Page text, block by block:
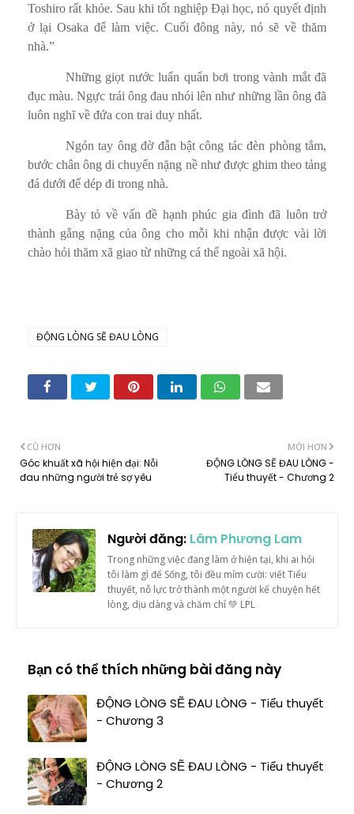
Toshiro rất khỏe. Sau khi tốt nghiệp Đại học, nó quyết định
ở lại Osaka để làm việc. Cuối đông này, nó sẽ về thăm
nhà.”
Những giọt nước luẩn quẩn bơi trong vành mắt đã
đục màu. Ngực trái ông đau nhói lên như những lần ông đã
luôn nghĩ về đứa con trai duy nhất.
Ngón tay ông đờ đẫn bật công tác đèn phòng tắm,
bước chân ông di chuyển nặng nề như được ghim theo tảng
đá dưới đế dép đi trong nhà.
Bày tỏ về vấn đề hạnh phúc gia đình đã luôn trở
thành gắng nặng của ông cho mỗi khi nhận được vài lời
chào hỏi thăm xã giao từ những cá thể ngoài xã hội.
ĐỘNG LÒNG SẼ ĐAU LÒNG
MỚI HƠN
ĐỘNG LÒNG SẼ ĐAU LÒNG -
Tiểu thuyết - Chương 2
CŨ HƠN
Góc khuất xã hội hiện đại: Nỗi
đau những người trẻ sợ yêu
Người đăng: Lâm Phương Lam
Trong những việc đang làm ở hiện tại, khi ai hỏi
tôi làm gì để Sống, tôi đều mỉm cười: viết Tiểu
thuyết, nỗ lực trở thành một người kể chuyện hết
lòng, dịu dàng và chăm chỉ 💚 LPL
Bạn có thể thích những bài đăng này
ĐỘNG LÒNG SẼ ĐAU LÒNG - Tiểu thuyết
- Chương 3
ĐỘNG LÒNG SẼ ĐAU LÒNG - Tiểu thuyết
- Chương 2